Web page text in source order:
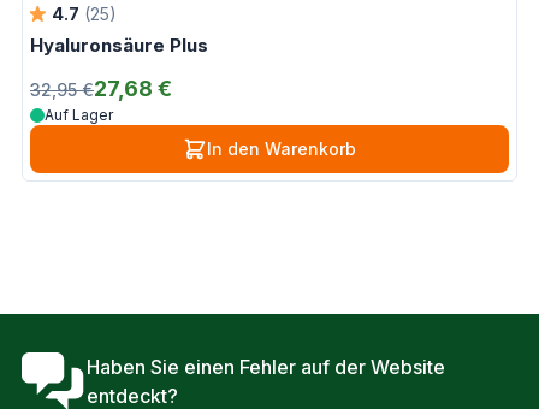
4.7 (25)
Hyaluronsäure Plus
27,68 €
32,95 €
Auf Lager
In den Warenkorb
41,95 € 35,24 €
Haben Sie einen Fehler auf der Website
entdeckt?